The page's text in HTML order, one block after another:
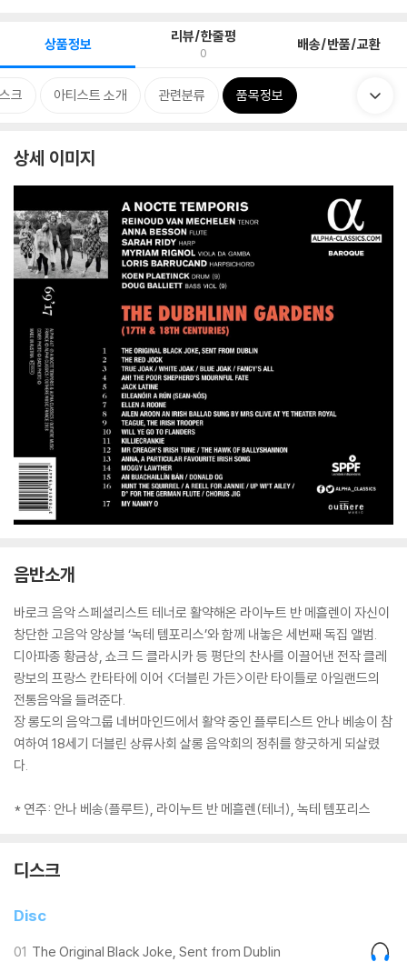
상품정보 리뷰/한줄평
0 배송/반품/교환
크 아티스트 소개 관련분류 품목정보
상세 이미지
음반소개
바로크 음악 스페셜리스트 테너로 활약해온 라이누트 반 메흘렌이 자신이
창단한 고음악 앙상블 ‘녹테 템포리스’와 함께 내놓은 세번째 독집 앨범.
디아파종 황금상, 쇼크 드 클라시카 등 평단의 찬사를 이끌어낸 전작 클레
랑보의 프랑스 칸타타에 이어 <더블린 가든>이란 타이틀로 아일랜드의
전통음악을 들려준다.
장 롱도의 음악그룹 네버마인드에서 활약 중인 플루티스트 안나 베송이 참
여하여 18세기 더블린 상류사회 살롱 음악회의 정취를 향긋하게 되살렸
다.
* 연주: 안나 베송(플루트), 라이누트 반 메흘렌(테너), 녹테 템포리스
디스크
Disc
01 The Original Black Joke, Sent from Dublin